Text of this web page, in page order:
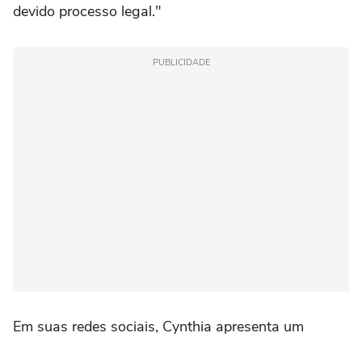
devido processo legal."
PUBLICIDADE
Em suas redes sociais, Cynthia apresenta um